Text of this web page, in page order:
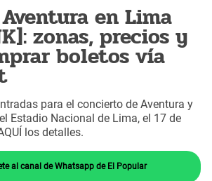
en Lima
zonas, precios y
boletos vía
para el concierto de Aventura y
Estadio Nacional de Lima, el 17 de
los detalles.
al canal de Whatsapp de El Popular